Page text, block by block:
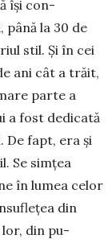
îşi con­
până la 30 de
stil. Și în cei
ani cât a trăit,
parte a
a fost dedicată
De fapt, era și
Se simţea
în lumea celor
din
lor, din pu­